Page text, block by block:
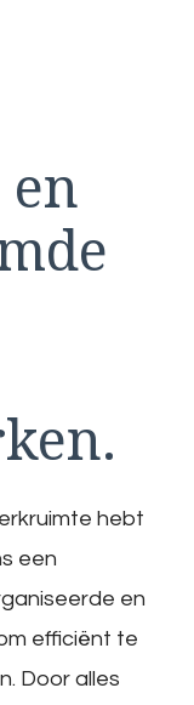
hebt
een
en
efficiënt te
Door alles